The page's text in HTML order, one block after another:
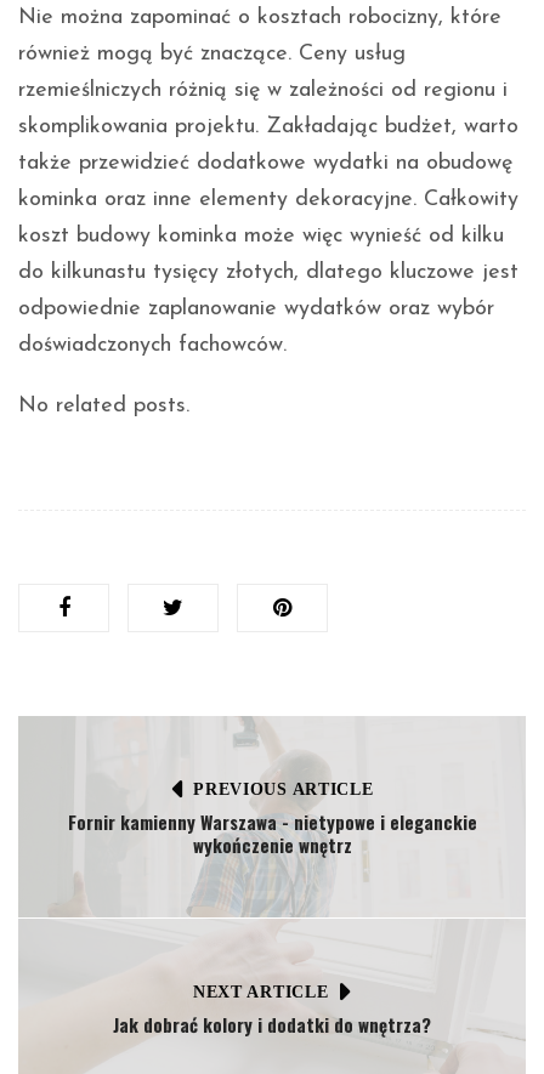
Nie można zapominać o kosztach robocizny, które
również mogą być znaczące. Ceny usług
rzemieślniczych różnią się w zależności od regionu i
skomplikowania projektu. Zakładając budżet, warto
także przewidzieć dodatkowe wydatki na obudowę
kominka oraz inne elementy dekoracyjne. Całkowity
koszt budowy kominka może więc wynieść od kilku
do kilkunastu tysięcy złotych, dlatego kluczowe jest
odpowiednie zaplanowanie wydatków oraz wybór
doświadczonych fachowców.
No related posts.
PREVIOUS ARTICLE
Fornir kamienny Warszawa - nietypowe i eleganckie
wykończenie wnętrz
NEXT ARTICLE
Jak dobrać kolory i dodatki do wnętrza?